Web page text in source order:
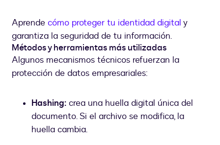
Aprende cómo proteger tu identidad digital y
garantiza la seguridad de tu información.
Métodos y herramientas más utilizadas
Algunos mecanismos técnicos refuerzan la
protección de datos empresariales:
Hashing: crea una huella digital única del
documento. Si el archivo se modifica, la
huella cambia.